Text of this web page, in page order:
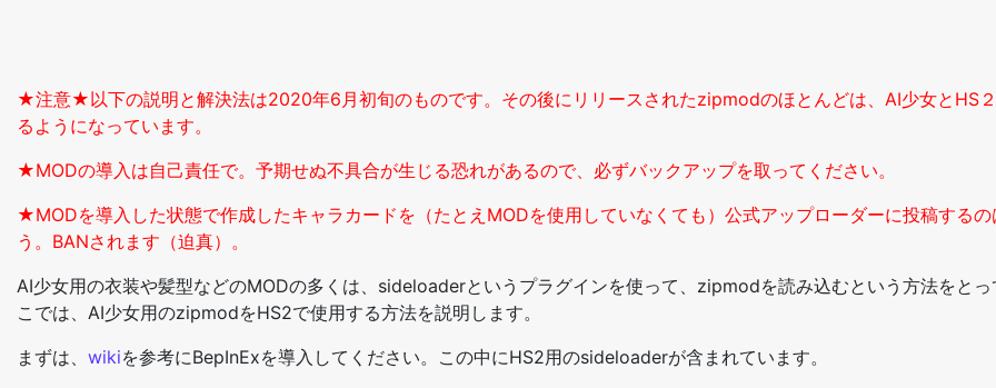
★注意★以下の説明と解決法は2020年6月初旬のものです。その後にリリースされたzipmodのほとんどは、AI少女とHS２
るようになっています。
★MODの導入は自己責任で。予期せぬ不具合が生じる恐れがあるので、必ずバックアップを取ってください。
★MODを導入した状態で作成したキャラカードを（たとえMODを使用していなくても）公式アップローダーに投稿するの
う。BANされます（迫真）。
AI少女用の衣装や髪型などのMODの多くは、sideloaderというプラグインを使って、zipmodを読み込むという方法をとっ
こでは、AI少女用のzipmodをHS2で使用する方法を説明します。
まずは、 wikiを参考にBepInExを導入してください。この中にHS2用のsideloaderが含まれています。